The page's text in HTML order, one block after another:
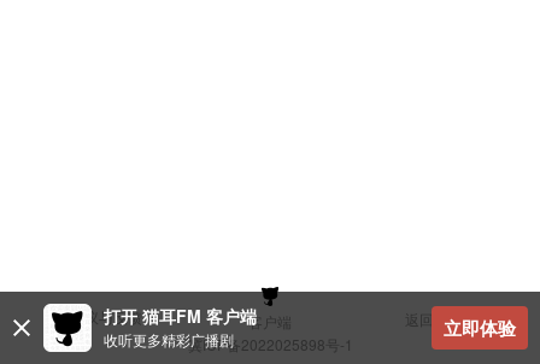
建议与反馈 客户端
返回顶部
冀ICP备2022025898号-1
打开 猫耳FM 客户端
收听更多精彩广播剧 立即体验